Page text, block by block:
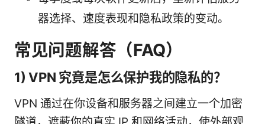
器选择、速度表现和隐私政策的变动。
常见问题解答（FAQ）
1) VPN 究竟是怎么保护我的隐私的？
VPN 通过在你设备和服务器之间建立一个加密